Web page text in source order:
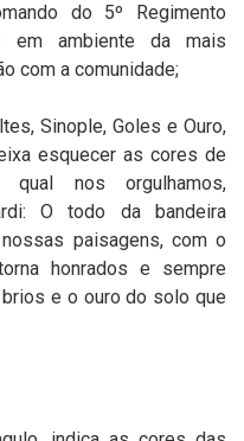
do 5º Regimento
em ambiente da mais
com a comunidade;
Sinople, Goles e Ouro,
esquecer as cores de
qual nos orgulhamos,
O todo da bandeira
paisagens, com o
honrados e sempre
e o ouro do solo que